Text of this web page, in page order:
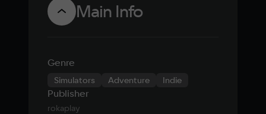
Main Info
Genre
Simulators Adventure Indie
Publisher
rokaplay